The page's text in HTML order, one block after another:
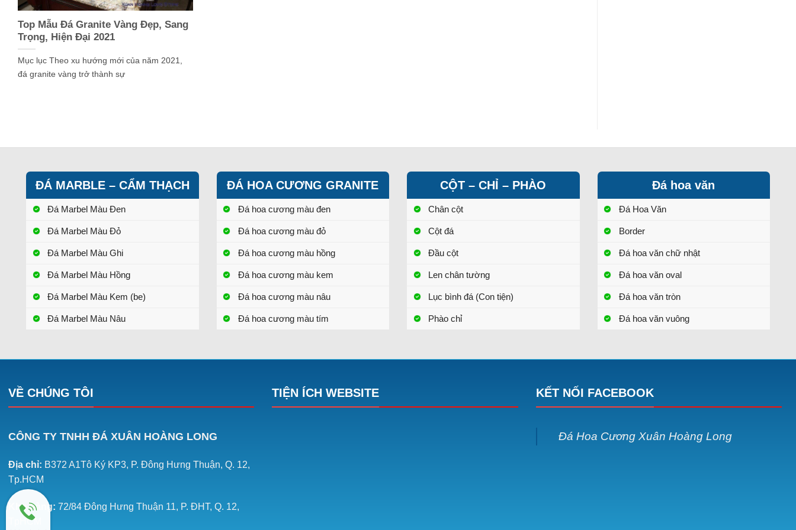
Top Mẫu Đá Granite Vàng Đẹp, Sang
Trọng, Hiện Đại 2021
Mục lục Theo xu hướng mới của năm 2021,
đá granite vàng trở thành sự
ĐÁ MARBLE – CẨM THẠCH
Đá Marbel Màu Đen
Đá Marbel Màu Đỏ
Đá Marbel Màu Ghi
Đá Marbel Màu Hồng
Đá Marbel Màu Kem (be)
Đá Marbel Màu Nâu
ĐÁ HOA CƯƠNG GRANITE
Đá hoa cương màu đen
Đá hoa cương màu đỏ
Đá hoa cương màu hồng
Đá hoa cương màu kem
Đá hoa cương màu nâu
Đá hoa cương màu tím
CỘT – CHỈ – PHÀO
Chân cột
Cột đá
Đầu cột
Len chân tường
Lục bình đá (Con tiện)
Phào chỉ
Đá hoa văn
Đá Hoa Văn
Border
Đá hoa văn chữ nhật
Đá hoa văn oval
Đá hoa văn tròn
Đá hoa văn vuông
VỀ CHÚNG TÔI
CÔNG TY TNHH ĐÁ XUÂN HOÀNG LONG
Địa chỉ: B372 A1Tô Ký KP3, P. Đông Hưng Thuận, Q. 12,
Tp.HCM
Kho hàng: 72/84 Đông Hưng Thuận 11, P. ĐHT, Q. 12,
TpHCM
TIỆN ÍCH WEBSITE KẾT NỐI FACEBOOK
Đá Hoa Cương Xuân Hoàng Long